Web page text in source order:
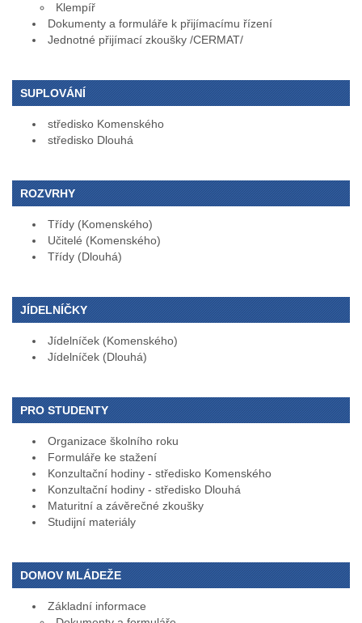
Klempíř
Dokumenty a formuláře k přijímacímu řízení
Jednotné přijímací zkoušky /CERMAT/
SUPLOVÁNÍ
středisko Komenského
středisko Dlouhá
ROZVRHY
Třídy (Komenského)
Učitelé (Komenského)
Třídy (Dlouhá)
JÍDELNÍČKY
Jídelníček (Komenského)
Jídelníček (Dlouhá)
PRO STUDENTY
Organizace školního roku
Formuláře ke stažení
Konzultační hodiny - středisko Komenského
Konzultační hodiny - středisko Dlouhá
Maturitní a závěrečné zkoušky
Studijní materiály
DOMOV MLÁDEŽE
Základní informace